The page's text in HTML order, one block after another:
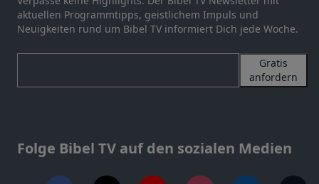
aktuellen Programmtipps, geistlichem Impuls und
Neuigkeiten rund um Bibel TV informiert Dich jede Woche.
Gratis
anfordern
Folge Bibel TV auf den sozialen Medien